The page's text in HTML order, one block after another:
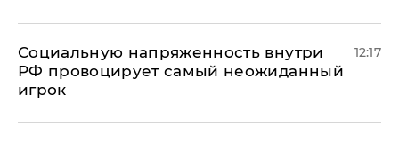
Социальную напряженность внутри
РФ провоцирует самый неожиданный
игрок
12:17